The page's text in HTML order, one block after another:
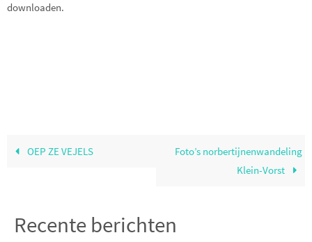
downloaden.
OEP ZE VEJELS
Foto’s norbertijnenwandeling
Klein-Vorst
Recente berichten